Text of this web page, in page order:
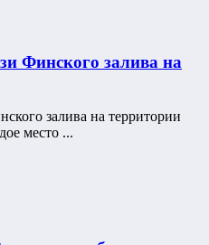
Финского залива на
залива на территории
место ...